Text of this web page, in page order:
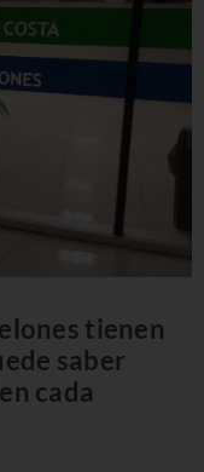
tienen
saber
cada